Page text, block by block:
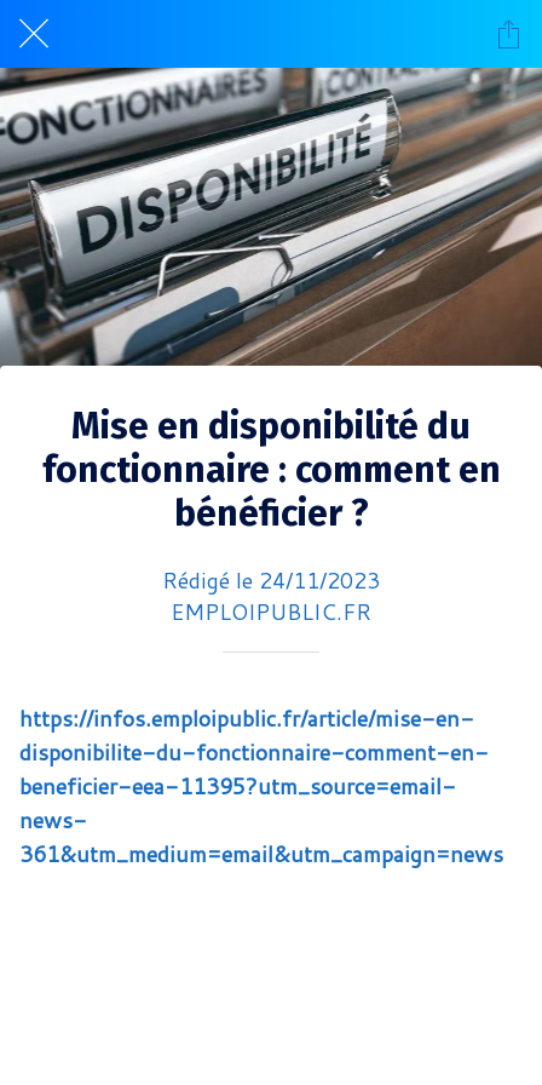
Mise en disponibilité du
fonctionnaire : comment en
bénéficier ?
Rédigé le 24/11/2023
EMPLOIPUBLIC.FR
https://infos.emploipublic.fr/article/mise-en-
disponibilite-du-fonctionnaire-comment-en-
beneficier-eea-11395?utm_source=email-
news-
361&utm_medium=email&utm_campaign=news